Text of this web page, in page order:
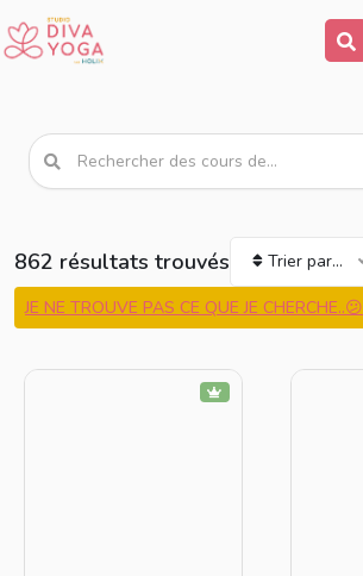
862 résultats trouvés Trier par...
JE NE TROUVE PAS CE QUE JE CHERCHE..😕